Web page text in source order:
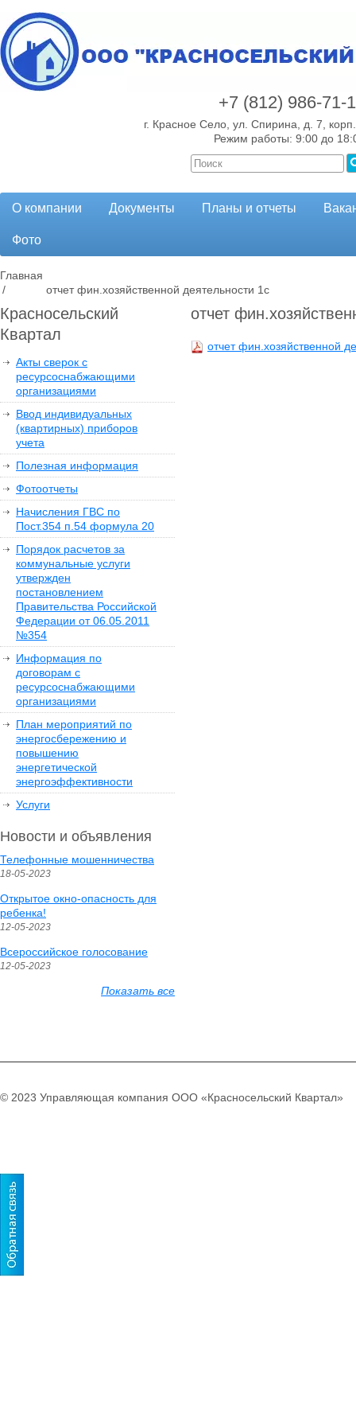
+7 (812) 986-71-
г. Красное Село, ул. Спирина, д. 7,
Режим работы: 9:00 до
О компании Документы Планы и отчеты
Фото
Главная
/
отчет фин.хозяйственной деятельности 1с
Красносельский
Квартал
Акты сверок с
ресурсоснабжающими
организациями
Ввод индивидуальных
(квартирных) приборов
учета
Полезная информация
Фотоотчеты
Начисления ГВС по
Пост.354 п.54 формула 20
Порядок расчетов за
коммунальные услуги
утвержден
постановлением
Правительства Российской
Федерации от 06.05.2011
№354
Информация по
договорам с
ресурсоснабжающими
организациями
План мероприятий по
энергосбережению и
повышению
энергетической
энергоэффективности
Услуги
Новости и объявления
Телефонные мошенничества
18-05-2023
Открытое окно-опасность для
ребенка!
12-05-2023
Всероссийское голосование
12-05-2023
Показать все
отчет
отчет фин.хозяйственной
© 2023 Управляющая компания ООО «Красносельский Квартал»